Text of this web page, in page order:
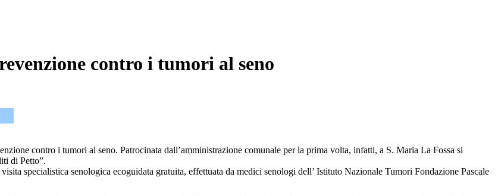
contro i tumori al seno
contro i tumori al seno. Patrocinata dall’amministrazione comunale per la prima volta, infatti, a S. Maria La Fossa si
di Petto”.
specialistica senologica ecoguidata gratuita, effettuata da medici senologi dell’ Istituto Nazionale Tumori Fondazione Pascale